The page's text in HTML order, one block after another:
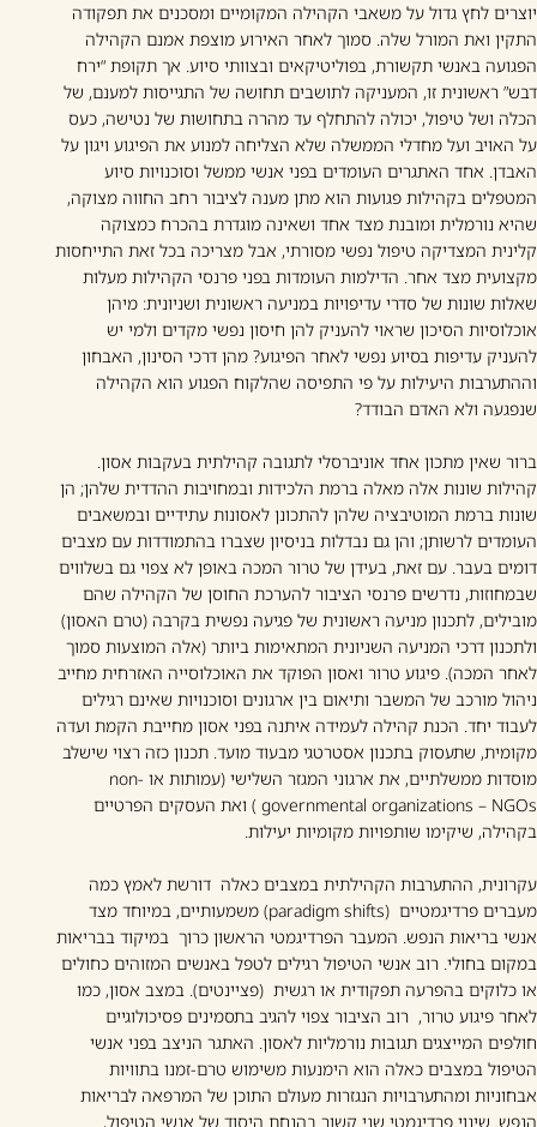
יוצרים לחץ גדול על משאבי הקהילה המקומיים ומסכנים את תפקודה
התקין ואת המורל שלה. סמוך לאחר האירוע מוצפת אמנם הקהילה
הפגועה באנשי תקשורת, בפוליטיקאים ובצוותי סיוע. אך תקופת “ירח
דבש” ראשונית זו, המעניקה לתושבים תחושה של התגייסות למענם, של
הכלה ושל טיפול, יכולה להתחלף עד מהרה בתחושות של נטישה, כעס
על האויב ועל מחדלי הממשלה שלא הצליחה למנוע את הפיגוע ויגון על
האבדן. אחד האתגרים העומדים בפני אנשי ממשל וסוכנויות סיוע
המטפלים בקהילות פגועות הוא מתן מענה לציבור רחב החווה מצוקה,
שהיא נורמלית ומובנת מצד אחד ושאינה מוגדרת בהכרח כמצוקה
קלינית המצדיקה טיפול נפשי מסורתי, אבל מצריכה בכל זאת התייחסות
מקצועית מצד אחר. הדילמות העומדות בפני פרנסי הקהילות מעלות
שאלות שונות של סדרי עדיפויות במניעה ראשונית ושניונית: מיהן
אוכלוסיות הסיכון שראוי להעניק להן חיסון נפשי מקדים ולמי יש
להעניק עדיפות בסיוע נפשי לאחר הפיגוע? מהן דרכי הסינון, האבחון
וההתערבות היעילות על פי התפיסה שהלקוח הפגוע הוא הקהילה
שנפגעה ולא האדם הבודד?
ברור שאין מתכון אחד אוניברסלי לתגובה קהילתית בעקבות אסון.
קהילות שונות אלה מאלה ברמת הלכידות ובמחויבות ההדדית שלהן; הן
שונות ברמת המוטיבציה שלהן להתכונן לאסונות עתידיים ובמשאבים
העומדים לרשותן; והן גם נבדלות בניסיון שצברו בהתמודדות עם מצבים
דומים בעבר. עם זאת, בעידן של טרור המכה באופן לא צפוי גם בשלווים
שבמחוזות, נדרשים פרנסי הציבור להערכת החוסן של הקהילה שהם
מובילים, לתכנון מניעה ראשונית של פגיעה נפשית בקרבה (טרם האסון)
ולתכנון דרכי המניעה השניונית המתאימות ביותר (אלה המוצעות סמוך
לאחר המכה). פיגוע טרור ואסון הפוקד את האוכלוסייה האזרחית מחייב
ניהול מורכב של המשבר ותיאום בין ארגונים וסוכנויות שאינם רגילים
לעבוד יחד. הכנת קהילה לעמידה איתנה בפני אסון מחייבת הקמת ועדה
מקומית, שתעסוק בתכנון אסטרטגי מבעוד מועד. תכנון כזה רצוי שישלב
מוסדות ממשלתיים, את ארגוני המגזר השלישי (עמותות או non-
governmental organizations – NGOs ) ואת העסקים הפרטיים
בקהילה, שיקימו שותפויות מקומיות יעילות.
עקרונית, ההתערבות הקהילתית במצבים כאלה דורשת לאמץ כמה
מעברים פרדיגמטיים (paradigm shifts) משמעותיים, במיוחד מצד
אנשי בריאות הנפש. המעבר הפרדיגמטי הראשון כרוך במיקוד בבריאות
במקום בחולי. רוב אנשי הטיפול רגילים לטפל באנשים המזוהים כחולים
או כלוקים בהפרעה תפקודית או רגשית (פציינטים). במצב אסון, כמו
לאחר פיגוע טרור, רוב הציבור צפוי להגיב בתסמינים פסיכולוגיים
חולפים המייצגים תגובות נורמליות לאסון. האתגר הניצב בפני אנשי
הטיפול במצבים כאלה הוא הימנעות משימוש טרם-זמנו בתוויות
אבחוניות ומהתערבויות הנגזרות מעולם התוכן של המרפאה לבריאות
הנפש. שינוי פרדיגמטי שני קשור בהנחת היסוד של אנשי הטיפול,